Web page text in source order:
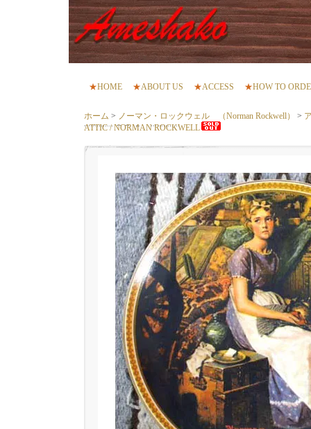
★HOME ★ABOUT US ★ACCESS ★HOW TO
ホーム > ノーマン・ロックウェル （Norman Rockwell） >
ATTIC / NORMAN ROCKWELL